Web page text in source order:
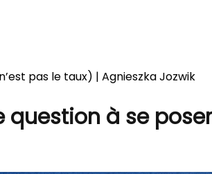
pas le taux) | Agnieszka Jozwik
à se